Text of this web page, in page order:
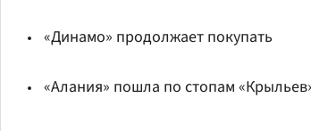
«Динамо» продолжает покупать
«Алания» пошла по стопам